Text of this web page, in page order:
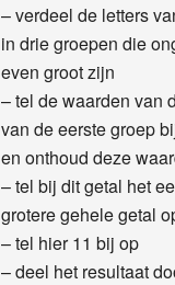
– verdeel de letters
in drie groepen die
even groot zijn
– tel de waarden van
van de eerste groep
en onthoud deze
– tel bij dit getal het
grotere gehele getal
– tel hier 11 bij op
– deel het resultaat